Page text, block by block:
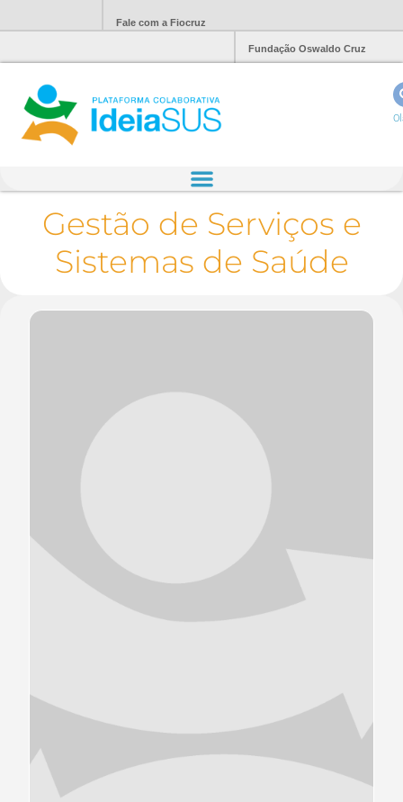
Fale com a Fiocruz
Fundação Oswaldo Cruz
Gestão de Serviços e
Sistemas de Saúde